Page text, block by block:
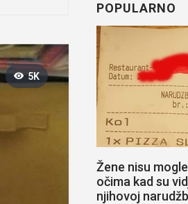
5K
POPULARNO
Žene nisu
očima kad su
njihovoj